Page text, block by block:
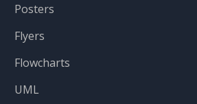
Posters
Flyers
Flowcharts
UML